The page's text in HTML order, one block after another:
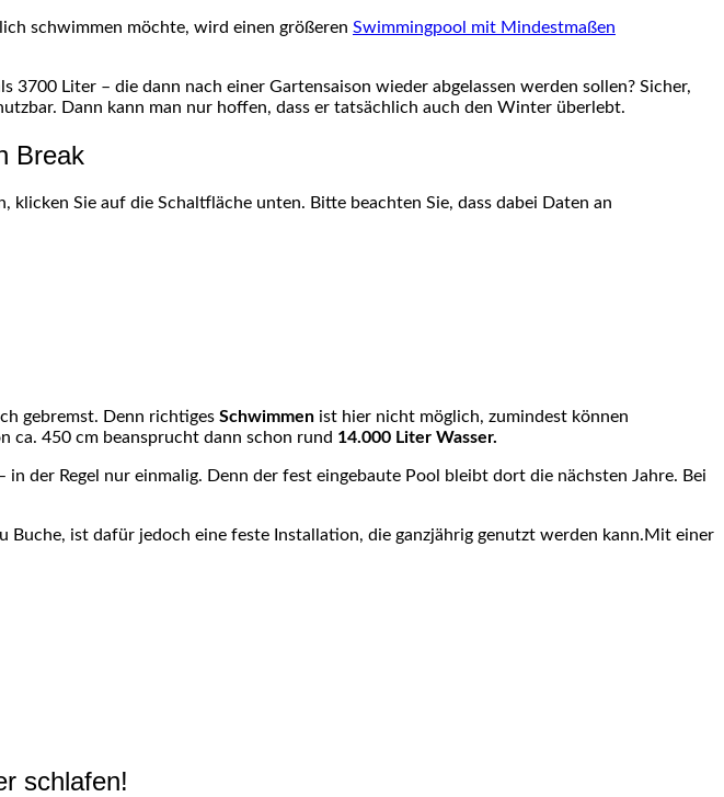
schwimmen möchte, wird einen größeren Swimmingpool mit Mindestmaßen
Liter – die dann nach einer Gartensaison wieder abgelassen werden sollen? Sicher,
Dann kann man nur hoffen, dass er tatsächlich auch den Winter überlebt.
Break
klicken Sie auf die Schaltfläche unten. Bitte beachten Sie, dass dabei Daten an
gebremst. Denn richtiges Schwimmen ist hier nicht möglich, zumindest können
ca. 450 cm beansprucht dann schon rund 14.000 Liter Wasser.
der Regel nur einmalig. Denn der fest eingebaute Pool bleibt dort die nächsten Jahre. Bei
Buche, ist dafür jedoch eine feste Installation, die ganzjährig genutzt werden kann.Mit einer
schlafen!